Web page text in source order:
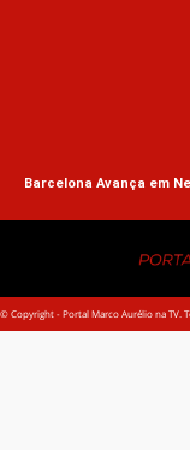
Barcelona Avança em
© Copyright - Portal Marco Aurélio na TV.